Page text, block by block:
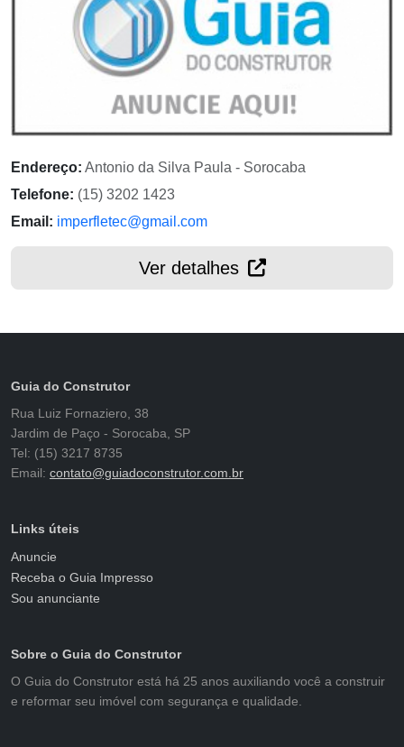
Endereço: Antonio da Silva Paula - Sorocaba
Telefone: (15) 3202 1423
Email: imperfletec@gmail.com
Ver detalhes
Guia do Construtor
Rua Luiz Fornaziero, 38
Jardim de Paço - Sorocaba, SP
Tel: (15) 3217 8735
Email: contato@guiadoconstrutor.com.br
Links úteis
Anuncie
Receba o Guia Impresso
Sou anunciante
Sobre o Guia do Construtor
O Guia do Construtor está há 25 anos auxiliando você a construir
e reformar seu imóvel com segurança e qualidade.